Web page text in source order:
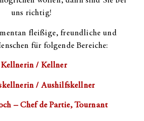
uns richtig!
fleißige, freundliche und
für folgende Bereiche:
Kellnerin / Kellner
/ Aushilfskellner
– Chef de Partie, Tournant